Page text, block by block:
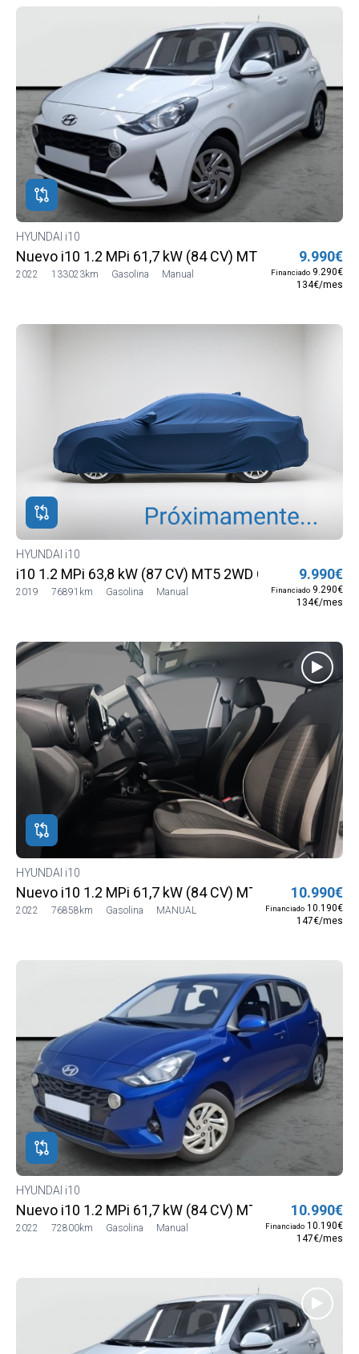
HYUNDAI i10
Nuevo i10 1.2 MPi 61,7 kW (84 CV) MT5 2WD Go MY21
2022 133023km Gasolina Manual
9.990€
Financiado 9.290€
134€/mes
HYUNDAI i10
i10 1.2 MPi 63,8 kW (87 CV) MT5 2WD Classic
2019 76891km Gasolina Manual
9.990€
Financiado 9.290€
134€/mes
HYUNDAI i10
Nuevo i10 1.2 MPi 61,7 kW (84 CV) MT5 2WD Go MY21
2022 76858km Gasolina MANUAL
10.990€
Financiado 10.190€
147€/mes
HYUNDAI i10
Nuevo i10 1.2 MPi 61,7 kW (84 CV) MT5 2WD Go MY21
2022 72800km Gasolina Manual
10.990€
Financiado 10.190€
147€/mes